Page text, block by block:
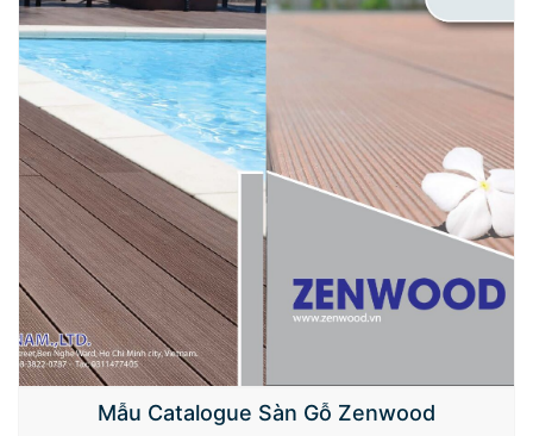
Mẫu Catalogue Sàn Gỗ Zenwood